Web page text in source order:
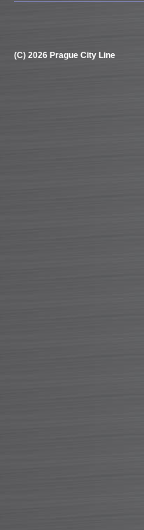
(C) 2026 Prague City Line